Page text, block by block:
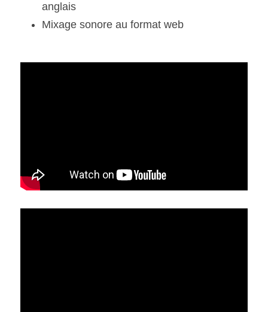
anglais
Mixage sonore au format web